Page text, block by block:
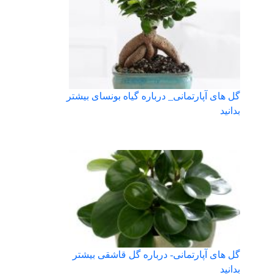
گل های آپارتمانی_ درباره گیاه بونسای بیشتر
بدانید
گل های آپارتمانی- درباره گل قاشقی بیشتر
بدانید